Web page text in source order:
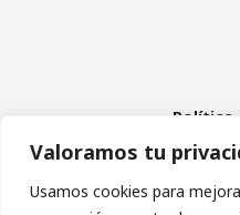
Valoramos tu
Usamos cookies para
Política
Política
Política